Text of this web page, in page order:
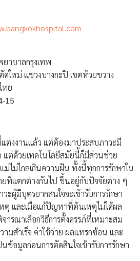
ต่งงานแล้ว แต่ต้องมาประสบภาวะมี
แต่ด้วยเทคโนโลยีสมัยนี้ก็มีส่วนช่วย
ที่แตกต่างกันไป ขึ้นอยู่กับปัจจัยต่าง ๆ
ผู้มีบุตรยากสนใจจะเข้ารับการรักษา
และเมื่อแก้ปัญหาที่ต้นเหตุไม่ได้ผล
ณาเลือกวิธีการตั้งครรภ์ที่เหมาะสม
มสำเร็จ ค่าใช้จ่าย ผลแทรกซ้อน และ
ากมีลูก ทำไมไม่ท้องซักที?
ะคาถาขอลูก ใช้ภาวนาสำหรับคนมีลูก
วางแผนการเงินอย่างไรดี